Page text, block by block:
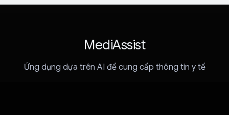
MediAssist
Ứng dụng dựa trên AI để cung cấp thông tin y tế